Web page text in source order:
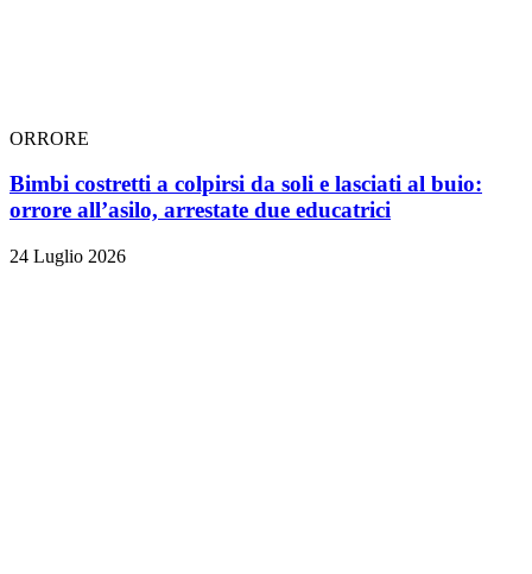
ORRORE
Bimbi costretti a colpirsi da soli e lasciati al buio:
orrore all’asilo, arrestate due educatrici
24 Luglio 2026